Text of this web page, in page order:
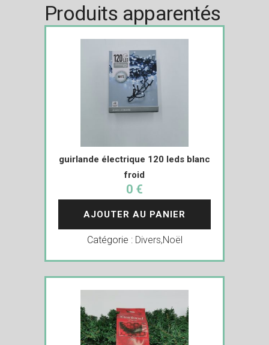
Produits apparentés
guirlande électrique 120 leds blanc
froid
0 €
AJOUTER AU PANIER
Catégorie : Divers,Noël